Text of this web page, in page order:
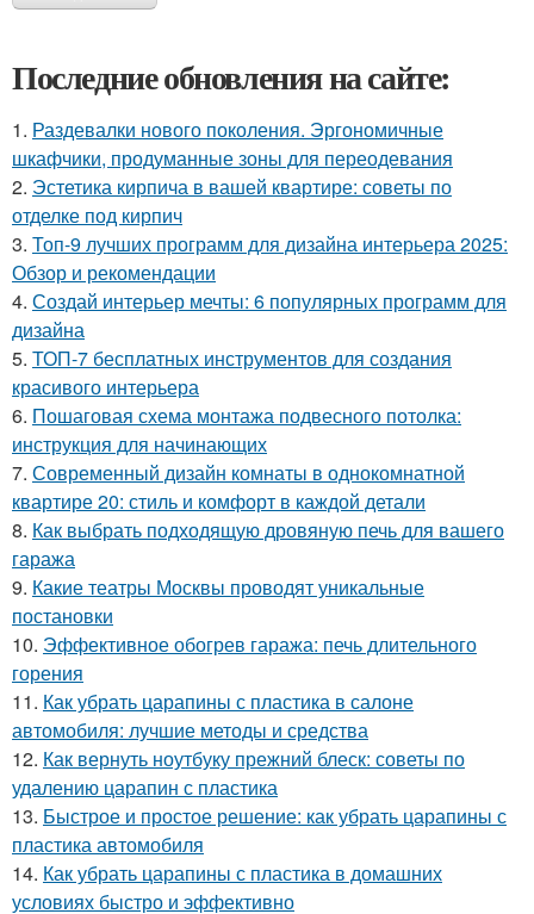
Последние обновления на сайте:
1. Раздевалки нового поколения. Эргономичные
шкафчики, продуманные зоны для переодевания
2. Эстетика кирпича в вашей квартире: советы по
отделке под кирпич
3. Топ-9 лучших программ для дизайна интерьера 2025:
Обзор и рекомендации
4. Создай интерьер мечты: 6 популярных программ для
дизайна
5. ТОП-7 бесплатных инструментов для создания
красивого интерьера
6. Пошаговая схема монтажа подвесного потолка:
инструкция для начинающих
7. Современный дизайн комнаты в однокомнатной
квартире 20: стиль и комфорт в каждой детали
8. Как выбрать подходящую дровяную печь для вашего
гаража
9. Какие театры Москвы проводят уникальные
постановки
10. Эффективное обогрев гаража: печь длительного
горения
11. Как убрать царапины с пластика в салоне
автомобиля: лучшие методы и средства
12. Как вернуть ноутбуку прежний блеск: советы по
удалению царапин с пластика
13. Быстрое и простое решение: как убрать царапины с
пластика автомобиля
14. Как убрать царапины с пластика в домашних
условиях быстро и эффективно